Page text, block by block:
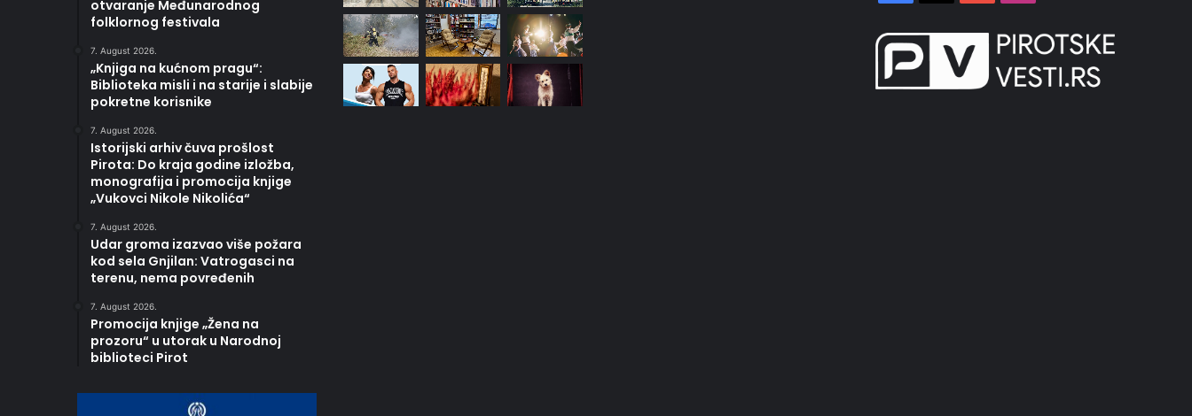
Istorijski arhiv čuva prošlost Pirota:
Do kraja godine izložba,
monografija i promocija knjige
„Vukovci Nikole Nikolića“
Udar groma izazvao više požara kod
sela Gnjilan: Vatrogasci na terenu,
otvaranje Međunarodnog
folklornog festivala
7. August 2026.
„Knjiga na kućnom pragu“:
Biblioteka misli i na starije i slabije
pokretne korisnike
7. August 2026.
Istorijski arhiv čuva prošlost
Pirota: Do kraja godine izložba,
monografija i promocija knjige
„Vukovci Nikole Nikolića“
7. August 2026.
Udar groma izazvao više požara
kod sela Gnjilan: Vatrogasci na
terenu, nema povređenih
7. August 2026.
Promocija knjige „Žena na
prozoru“ u utorak u Narodnoj
biblioteci Pirot